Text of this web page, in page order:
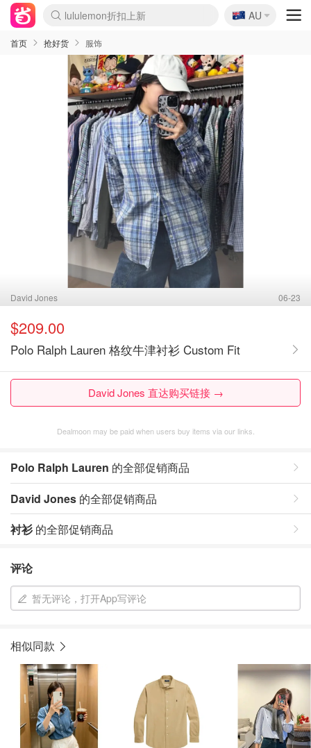
lululemon折扣上新
Sasa美妆护肤3.5折
SSENSE年中3折
FreshBeauty好价汇总
Cettire降价+叠9折
WWS Coles超市实拍
viagogo二手票捡漏
Myer超级周末1折
The Outnet奢牌1折起
David Jones 3折起
Flannels大牌1折
Perfumes Club护肤1折
AMIRO返校季6.2折
Amazon折扣汇总
eToro入金$200送$50
Amazon数码好物
ICONIC本周7.5折
ThedoubleF高奢地板价
Moose Knuckles 6折
丝芙兰5折起
EUFY官网3.7折起
Selenichast首饰2折
Trip机票酒店促销
YSL送5件彩妆礼
Amazon家居好物
Amazon美妆护肤
雅漾大喷$8
过敏原检测盒$33
伊索独家赠50ml沐浴露
科颜氏清仓3折
SEALIFE海洋馆门票6折
丝塔芙大白罐$16
订阅Newsletter送香薰
Cult Beauty 6.8折
Harrods圣诞日历2.3折
LN-CC奢牌私促3折
d'Alba空姐喷雾$16
EVE LOM套装逆天2折
Bernardelli独家4折
Adore Beauty 6折起
CT圣诞日历
Mytheresa奢品2.7折
Luxury Escapes 9折
Currentbody美容仪9折
MOON Garden Live
Roborock扫地机3.7折
Tingo Life水杯$24
Valentino官网5折
CR洗发护发6.3折
修丽可套装7.4折
Myer彩妆2件7折
GANNI官网4.5折
Stylevana韩妆4折
Tessabit高奢8.5折
OGX洗护4折
Amazon阿德莱德次日达
卡诗8.5折+赠礼
Philips Hue灯具8折
🇦🇺
AU
首页 抢好货 服饰
David Jones 06-23
$209.00
Polo Ralph Lauren 格纹牛津衬衫 Custom Fit
David Jones 直达购买链接 →
Dealmoon may be paid when users buy items via our links.
Polo Ralph Lauren 的全部促销商品
David Jones 的全部促销商品
衬衫的全部促销商品
评论
暂无评论，打开App写评论
相似同款